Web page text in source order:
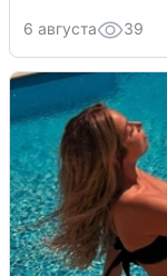
6 августа 39